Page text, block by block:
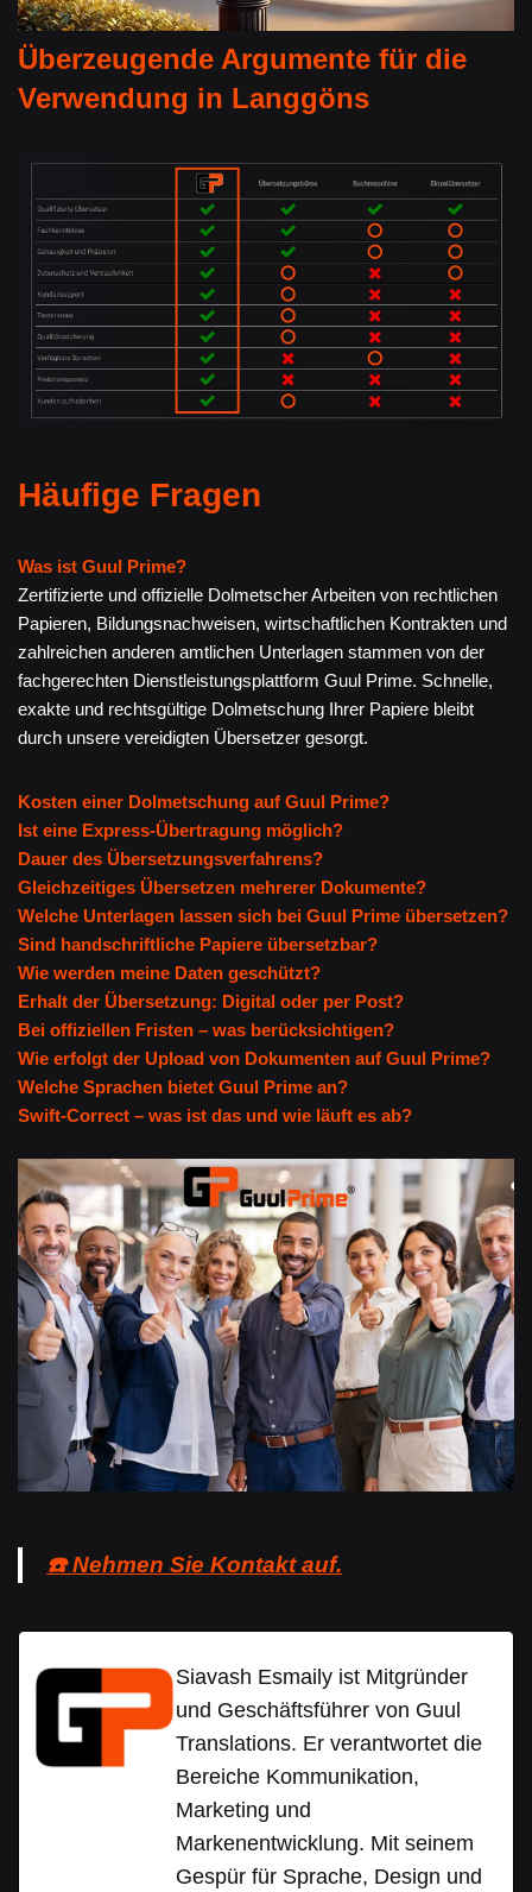
Überzeugende Argumente für die
Verwendung in Langgöns
Häufige Fragen
Was ist Guul Prime?
Zertifizierte und offizielle Dolmetscher Arbeiten von rechtlichen
Papieren, Bildungsnachweisen, wirtschaftlichen Kontrakten und
zahlreichen anderen amtlichen Unterlagen stammen von der
fachgerechten Dienstleistungsplattform Guul Prime. Schnelle,
exakte und rechtsgültige Dolmetschung Ihrer Papiere bleibt
durch unsere vereidigten Übersetzer gesorgt.
Kosten einer Dolmetschung auf Guul Prime?
Ist eine Express-Übertragung möglich?
Dauer des Übersetzungsverfahrens?
Gleichzeitiges Übersetzen mehrerer Dokumente?
Welche Unterlagen lassen sich bei Guul Prime übersetzen?
Sind handschriftliche Papiere übersetzbar?
Wie werden meine Daten geschützt?
Erhalt der Übersetzung: Digital oder per Post?
Bei offiziellen Fristen – was berücksichtigen?
Wie erfolgt der Upload von Dokumenten auf Guul Prime?
Welche Sprachen bietet Guul Prime an?
Swift-Correct – was ist das und wie läuft es ab?
☎️ Nehmen Sie Kontakt auf.
Siavash Esmaily ist Mitgründer
und Geschäftsführer von Guul
Translations. Er verantwortet die
Bereiche Kommunikation,
Marketing und
Markenentwicklung. Mit seinem
Gespür für Sprache, Design und